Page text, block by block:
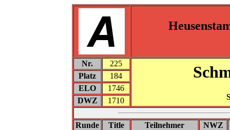
Nr. 225
Platz
184
ELO
1746
DWZ
1710
Runde Title Teilnehmer
NWZ